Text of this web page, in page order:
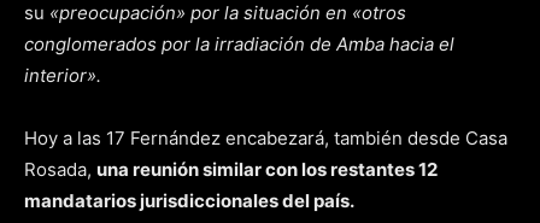
su «preocupación» por la situación en «otros
conglomerados por la irradiación de Amba hacia el
interior».
Hoy a las 17 Fernández encabezará, también desde Casa
Rosada, una reunión similar con los restantes 12
mandatarios jurisdiccionales del país.